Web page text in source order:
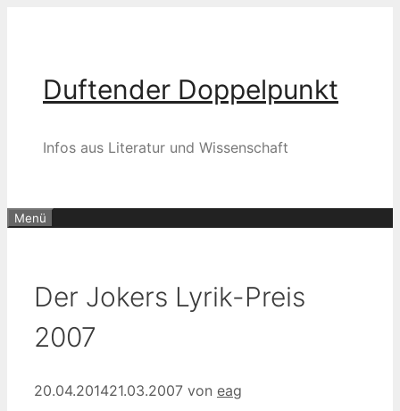
Duftender Doppelpunkt
Infos aus Literatur und Wissenschaft
Menü
Der Jokers Lyrik-Preis
2007
20.04.201421.03.2007 von eag